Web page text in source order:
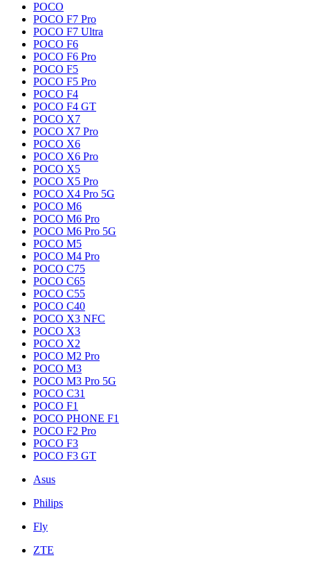
POCO
POCO F7 Pro
POCO F7 Ultra
POCO F6
POCO F6 Pro
POCO F5
POCO F5 Pro
POCO F4
POCO F4 GT
POCO X7
POCO X7 Pro
POCO X6
POCO X6 Pro
POCO X5
POCO X5 Pro
POCO X4 Pro 5G
POCO M6
POCO M6 Pro
POCO M6 Pro 5G
POCO M5
POCO M4 Pro
POCO C75
POCO C65
POCO C55
POCO C40
POCO X3 NFC
POCO X3
POCO X2
POCO M2 Pro
POCO M3
POCO M3 Pro 5G
POCO C31
POCO F1
POCO PHONE F1
POCO F2 Pro
POCO F3
POCO F3 GT
Asus
Philips
Fly
ZTE